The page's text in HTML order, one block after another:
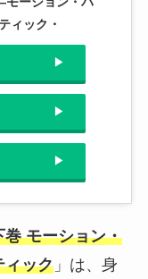
ィック・
モーション・
ィック」は、身